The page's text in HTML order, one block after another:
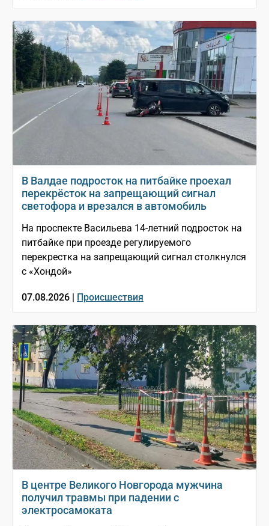
В Валдае подросток на питбайке проехал
перекрёсток на запрещающий сигнал
светофора и врезался в автомобиль
На проспекте Васильева 14-летний подросток на
питбайке при проезде регулируемого
перекрестка на запрещающий сигнал столкнулся
с «Хондой»
07.08.2026 | Происшествия
В центре Великого Новгорода мужчина
получил травмы при падении с
электросамоката